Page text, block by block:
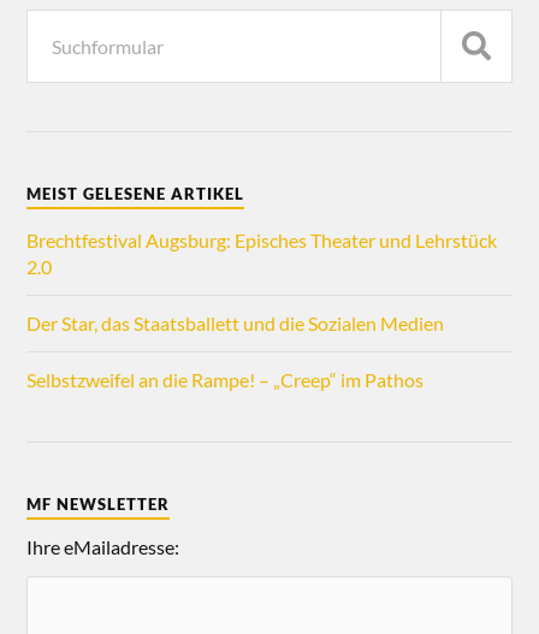
MEIST GELESENE ARTIKEL
Brechtfestival Augsburg: Episches Theater und Lehrstück
2.0
Der Star, das Staatsballett und die Sozialen Medien
Selbstzweifel an die Rampe! – „Creep“ im Pathos
MF NEWSLETTER
Ihre eMailadresse: